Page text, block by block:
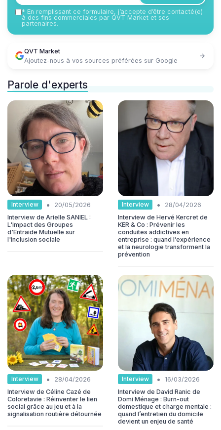
* En remplissant ce formulaire, j’accepte d’être contacté(e)
à des fins commerciales par QVT Market et ses
partenaires.
QVT Market
Ajoutez-nous à vos sources préférées sur Google
Parole d'experts
Interview •
20/05/2026
Interview de Arielle SANIEL :
L'impact des Groupes
d'Entraide Mutuelle sur
l'inclusion sociale
Interview •
28/04/2026
Interview de Hervé Kercret de
KER & Co : Prévenir les
conduites addictives en
entreprise : quand l’expérience
et la neurologie transforment la
prévention
Interview •
28/04/2026
Interview de Céline Cazé de
Coloretavie : Réinventer le lien
social grâce au jeu et à la
signalisation routière détournée
Interview •
16/03/2026
Interview de David Ranic de
Domi Ménage : Burn-out
domestique et charge mentale :
quand l’entretien du domicile
devient un enjeu de santé